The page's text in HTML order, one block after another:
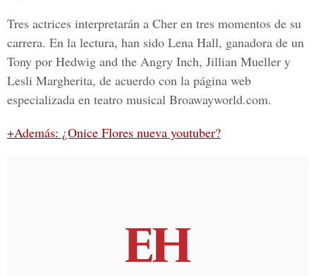
Tres actrices interpretarán a Cher en tres momentos de su
carrera. En la lectura, han sido Lena Hall, ganadora de un
Tony por Hedwig and the Angry Inch, Jillian Mueller y
Lesli Margherita, de acuerdo con la página web
especializada en teatro musical Broawayworld.com.
+Además: ¿Onice Flores nueva youtuber?